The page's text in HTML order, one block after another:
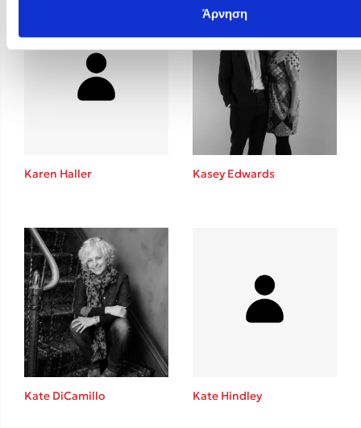
Άρνηση
Karen Haller Kasey Edwards
Kate DiCamillo Kate Hindley